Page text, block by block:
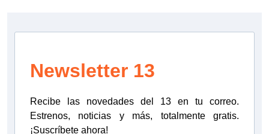
Newsletter 13
Recibe las novedades del 13 en tu correo.
Estrenos, noticias y más, totalmente gratis.
¡Suscríbete ahora!